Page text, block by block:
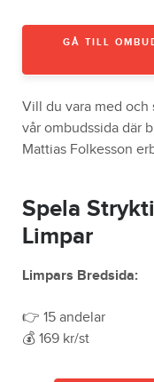
GÅ TILL
Vill du vara med och
vår ombudssida där
Mattias Folkesson
Spela
Limpar
Limpars Bredsida:
👉 15 andelar
💰 169 kr/st